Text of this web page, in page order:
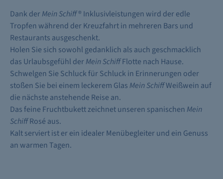
Dank derMein Schiff® Inklusivleistungen wird der edle
Tropfen während der Kreuzfahrt in mehreren Bars und
Restaurants ausgeschenkt.
Holen Sie sich sowohl gedanklich als auch geschmacklich
das Urlaubsgefühl derMein SchiffFlotte nach Hause.
Schwelgen Sie Schluck für Schluck in Erinnerungen oder
stoßen Sie bei einem leckerem Glas Mein SchiffWeißwein auf
die nächste anstehende Reise an.
Das feine Fruchtbukett zeichnet unseren spanischen Mein
SchiffRosé aus.
Kalt serviert ist er ein idealer Menübegleiter und ein Genuss
an warmen Tagen.